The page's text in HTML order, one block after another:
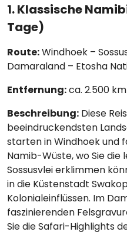
1. Klassische
Tage)
Route:Windhoek –
Damaraland – Etosha
Entfernung:ca. 2.500 km
Beschreibung: Diese
beeindruckendsten
starten in Windhoek und
Namib-Wüste, wo Sie
Sossusvlei erklimmen
in die Küstenstadt
Kolonialeinflüssen. Im
faszinierenden
Sie die Safari-Highlights